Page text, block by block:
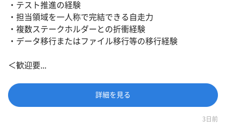
・テスト推進の経験
・担当領域を一人称で完結できる自走力
・複数ステークホルダーとの折衝経験
・データ移行またはファイル移行等の移行経験
＜歓迎要...
詳細を見る
3日前